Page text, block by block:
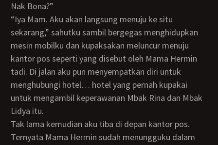
Nak Bona?”
“Iya Mam. Aku akan langsung menuju ke situ
sekarang,” sahutku sambil bergegas menghidupkan
mesin mobilku dan kupaksakan meluncur menuju
kantor pos seperti yang disebut oleh Mama Hermin
tadi. Di jalan aku pun menyempatkan diri untuk
menghubungi hotel… hotel yang pernah kupakai
untuk mengambil keperawanan Mbak Rina dan Mbak
Lidya itu.
Tak lama kemudian aku tiba di depan kantor pos.
Ternyata Mama Hermin sudah menungguku dalam